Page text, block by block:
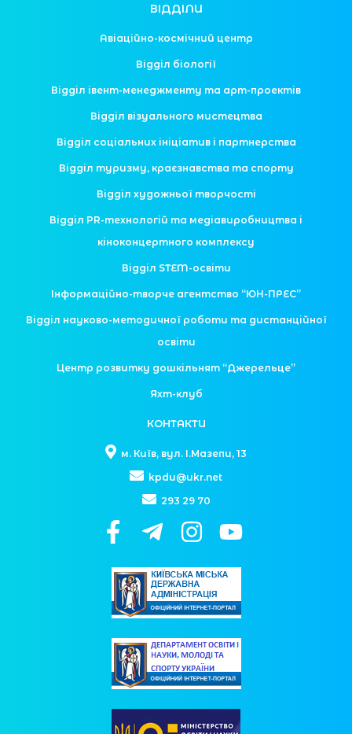
ВІДДІЛИ
Авіаційно-космічний центр
Відділ біології
Відділ івент-менеджменту та арт-проектів
Відділ візуального мистецтва
Відділ соціальних ініціатив і партнерства
Відділ туризму, краєзнавства та спорту
Відділ художньої творчості
Відділ PR-технологій та медіавиробництва і
кіноконцертного комплексу
Відділ STEM-освіти
Інформаційно-творче агентство “ЮН-ПРЕС”
Відділ науково-методичної роботи та дистанційної
освіти
Центр розвитку дошкільнят “Джерельце”
Яхт-клуб
КОНТАКТИ
м. Київ, вул. І.Мазепи, 13
kpdu@ukr.net
293 29 70